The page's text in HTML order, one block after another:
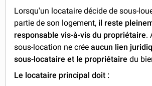
Lorsqu'un locataire décide de sous-
partie de son logement, il reste
responsable vis-à-vis du propriétaire.
sous-location ne créeaucun lien
sous-locataire et le propriétairedu
Le locataire principal doit :